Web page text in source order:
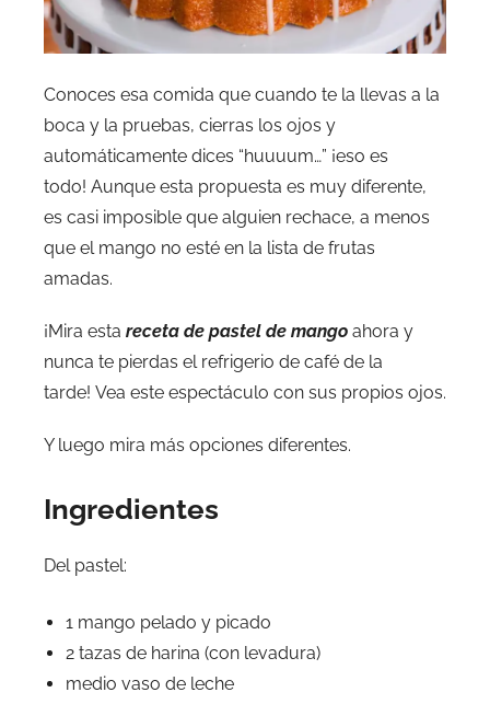
Conoces esa comida que cuando te la llevas a la
boca y la pruebas, cierras los ojos y
automáticamente dices “huuuum…” ¡eso es
todo! Aunque esta propuesta es muy diferente,
es casi imposible que alguien rechace, a menos
que el mango no esté en la lista de frutas
amadas.
¡Mira esta receta de pastel de mango ahora y
nunca te pierdas el refrigerio de café de la
tarde! Vea este espectáculo con sus propios ojos.
Y luego mira más opciones diferentes.
Ingredientes
Del pastel:
1 mango pelado y picado
2 tazas de harina (con levadura)
medio vaso de leche